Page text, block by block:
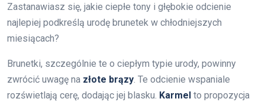
Zastanawiasz się, jakie ciepłe tony i głębokie odcienie
najlepiej podkreślą urodę brunetek w chłodniejszych
miesiącach?
Brunetki, szczególnie te o ciepłym typie urody, powinny
zwrócić uwagę na złote brązy. Te odcienie wspaniale
rozświetlają cerę, dodając jej blasku. Karmel to propozycja